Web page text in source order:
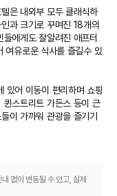
은 내외부 모두 클래식하
과 크기로 꾸며진 18개의
에게도 잘알려진 애프터
유로운 식사를 즐길수 있
있어 이동이 편리하며 쇼핑
스트리트 가든스 등이 근
이 가까워 관광을 즐기기
없이 변동될 수 있고, 실제